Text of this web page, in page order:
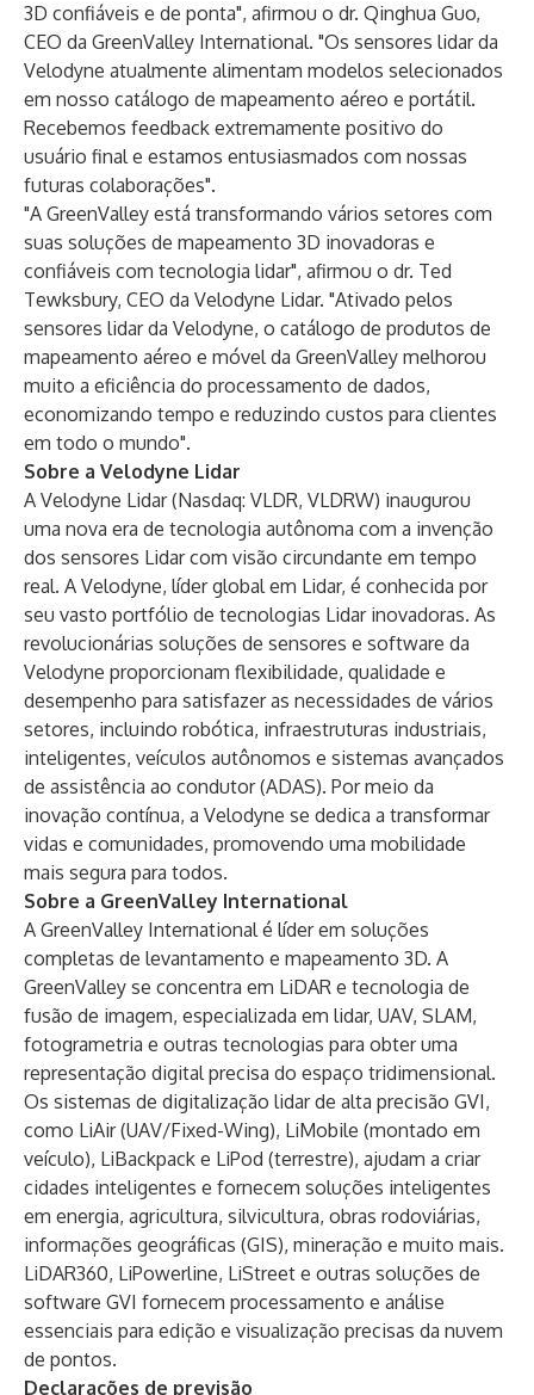
3D confiáveis e de ponta", afirmou o dr. Qinghua Guo,
CEO da GreenValley International. "Os sensores lidar da
Velodyne atualmente alimentam modelos selecionados
em nosso catálogo de mapeamento aéreo e portátil.
Recebemos feedback extremamente positivo do
usuário final e estamos entusiasmados com nossas
futuras colaborações".
"A GreenValley está transformando vários setores com
suas soluções de mapeamento 3D inovadoras e
confiáveis com tecnologia lidar", afirmou o dr. Ted
Tewksbury, CEO da Velodyne Lidar. "Ativado pelos
sensores lidar da Velodyne, o catálogo de produtos de
mapeamento aéreo e móvel da GreenValley melhorou
muito a eficiência do processamento de dados,
economizando tempo e reduzindo custos para clientes
em todo o mundo".
Sobre a Velodyne Lidar
A Velodyne Lidar (Nasdaq: VLDR, VLDRW) inaugurou
uma nova era de tecnologia autônoma com a invenção
dos sensores Lidar com visão circundante em tempo
real. A Velodyne, líder global em Lidar, é conhecida por
seu vasto portfólio de tecnologias Lidar inovadoras. As
revolucionárias soluções de sensores e software da
Velodyne proporcionam flexibilidade, qualidade e
desempenho para satisfazer as necessidades de vários
setores, incluindo robótica, infraestruturas industriais,
inteligentes, veículos autônomos e sistemas avançados
de assistência ao condutor (ADAS). Por meio da
inovação contínua, a Velodyne se dedica a transformar
vidas e comunidades, promovendo uma mobilidade
mais segura para todos.
Sobre a GreenValley International
A GreenValley International é líder em soluções
completas de levantamento e mapeamento 3D. A
GreenValley se concentra em LiDAR e tecnologia de
fusão de imagem, especializada em lidar, UAV, SLAM,
fotogrametria e outras tecnologias para obter uma
representação digital precisa do espaço tridimensional.
Os sistemas de digitalização lidar de alta precisão GVI,
como LiAir (UAV/Fixed-Wing), LiMobile (montado em
veículo), LiBackpack e LiPod (terrestre), ajudam a criar
cidades inteligentes e fornecem soluções inteligentes
em energia, agricultura, silvicultura, obras rodoviárias,
informações geográficas (GIS), mineração e muito mais.
LiDAR360, LiPowerline, LiStreet e outras soluções de
software GVI fornecem processamento e análise
essenciais para edição e visualização precisas da nuvem
de pontos.
Declarações de previsão